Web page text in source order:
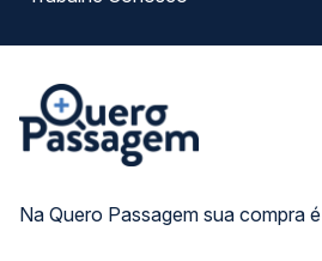
Na Quero Passagem sua compra